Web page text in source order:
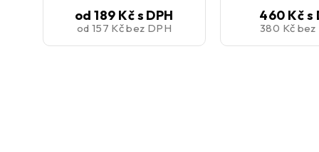
od 189 Kčs DPH
od 157 Kčbez DPH
460 Kčs
380 Kč bez